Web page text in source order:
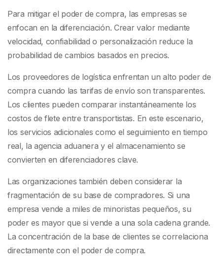
Para mitigar el poder de compra, las empresas se
enfocan en la diferenciación. Crear valor mediante
velocidad, confiabilidad o personalización reduce la
probabilidad de cambios basados en precios.
Los proveedores de logística enfrentan un alto poder de
compra cuando las tarifas de envío son transparentes.
Los clientes pueden comparar instantáneamente los
costos de flete entre transportistas. En este escenario,
los servicios adicionales como el seguimiento en tiempo
real, la agencia aduanera y el almacenamiento se
convierten en diferenciadores clave.
Las organizaciones también deben considerar la
fragmentación de su base de compradores. Si una
empresa vende a miles de minoristas pequeños, su
poder es mayor que si vende a una sola cadena grande.
La concentración de la base de clientes se correlaciona
directamente con el poder de compra.